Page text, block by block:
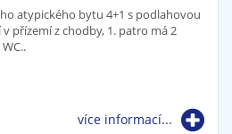
atypického bytu 4+1 s podlahovou
přízemí z chodby, 1. patro má 2
více informací...